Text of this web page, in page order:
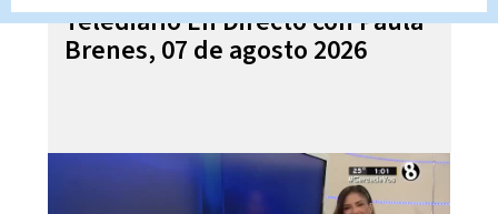
Telediario En Directo con Paula
Brenes, 07 de agosto 2026